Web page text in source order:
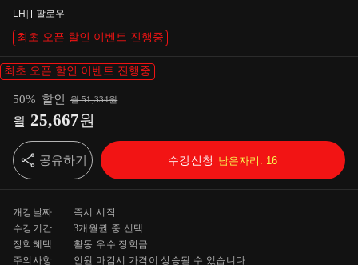
LH 팔로우
최초 오픈 할인 이벤트 진행중
최초 오픈 할인 이벤트 진행중
50% 할인 월51,334원
월 25,667원
공유하기 수강신청 남은자리: 16
개강날짜
즉시 시작
수강기간
3개월 권 중 선택
장학혜택
활동 우수 장학금
주의사항
인원 마감시 가격이 상승될 수 있습니다.